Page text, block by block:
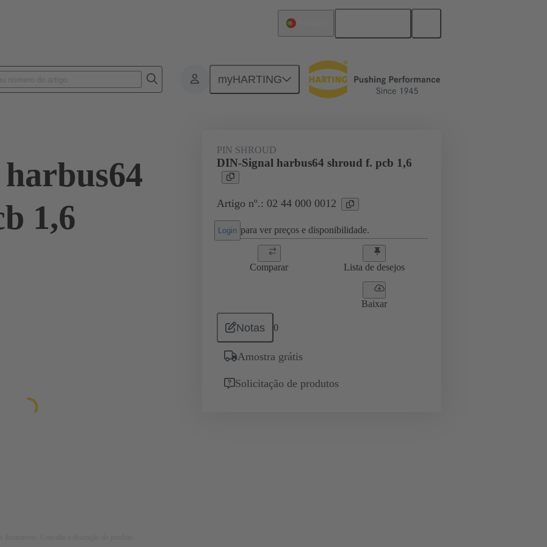
myHARTING
Produtos Motherboard to daughtercard connection 02 44 000 0012
1,6
PIN SHROUD
DIN-Signal harbus64 shroud f. pcb 1,6
Artigo nº.: 02 44 000 0012
Login para ver preços e disponibilidade.
Comparar Lista de desejos
Baixar
Notas 0
Amostra grátis
Solicitação de produtos